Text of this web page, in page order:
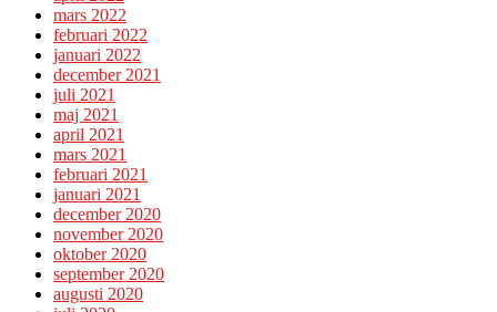
mars 2022
februari 2022
januari 2022
december 2021
juli 2021
maj 2021
april 2021
mars 2021
februari 2021
januari 2021
december 2020
november 2020
oktober 2020
september 2020
augusti 2020